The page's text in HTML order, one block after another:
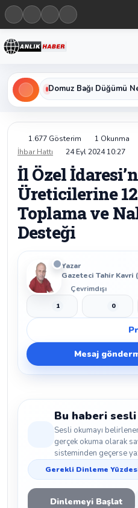
1.677 Gösterim 1 Okunma
İhbar Hattı
24 Eyl 2024 10:27
İl Özel
Üreticilerine
Toplama ve
Desteği
Yazar
Gazeteci Tahir Kavri
Çevrimdışı
Beğen
1 0
Mesaj
Bu haberi
Sesli okumayı
gerçek okuma olarak
sisteminden geçerse
Gerekli Dinleme
Dinlemeyi Başlat